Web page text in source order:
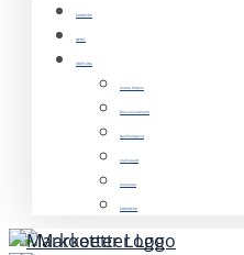
KARRIERE
NEWS
ÜBER UNS
Unsere Historie
Was uns ausmacht
Nachhaltigkeit
mamoparts
mamocars
KOMWERK